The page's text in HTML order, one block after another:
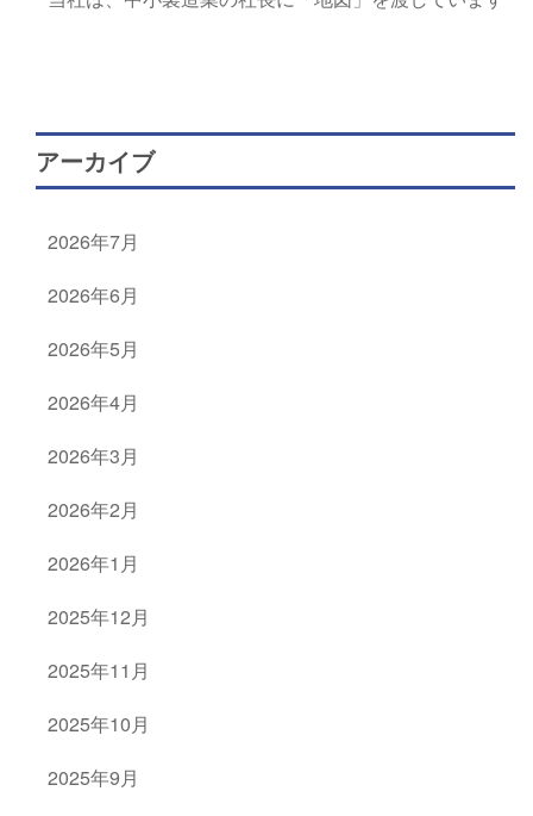
アーカイブ
2026年7月
2026年6月
2026年5月
2026年4月
2026年3月
2026年2月
2026年1月
2025年12月
2025年11月
2025年10月
2025年9月